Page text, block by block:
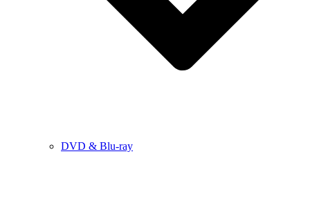
DVD & Blu-ray